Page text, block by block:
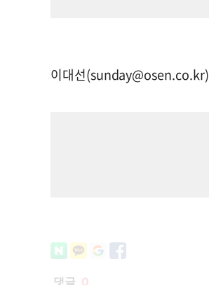
이대선(sunday@osen.co.kr)